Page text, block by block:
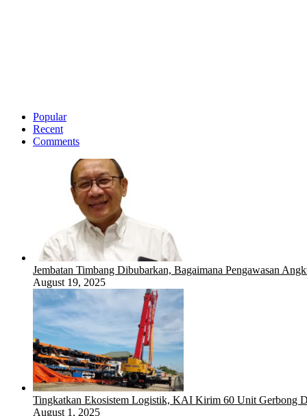
Popular
Recent
Comments
Jembatan Timbang Dibubarkan, Bagaimana Pengawasan
August 19, 2025
Tingkatkan Ekosistem Logistik, KAI Kirim 60 Unit Gerbong
August 1, 2025